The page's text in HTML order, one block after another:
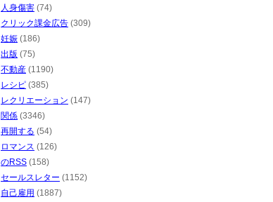
人身傷害 (74)
クリック課金広告 (309)
妊娠 (186)
出版 (75)
不動産 (1190)
レシピ (385)
レクリエーション (147)
関係 (3346)
再開する (54)
ロマンス (126)
のRSS (158)
セールスレター (1152)
自己雇用 (1887)